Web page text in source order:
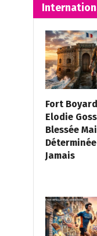
Fort
Elodie
Blessée
Jamais